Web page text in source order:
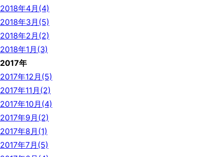
2018年4月(4)
2018年3月(5)
2018年2月(2)
2018年1月(3)
2017年
2017年12月(5)
2017年11月(2)
2017年10月(4)
2017年9月(2)
2017年8月(1)
2017年7月(5)